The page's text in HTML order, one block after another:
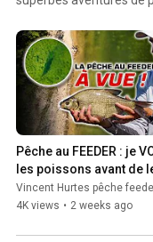
Pêche au FEEDER : je
les poissons avant de
prendre (2 sur 2 !)
Vincent Hurtes pêche
4K views • 2 weeks ago